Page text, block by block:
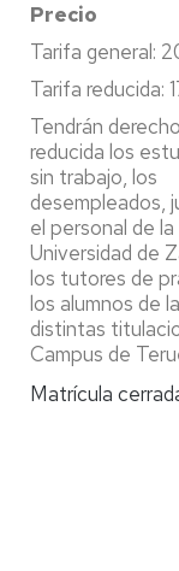
Precio
Tarifa general:
Tarifa reducida:
Tendrán
reducida los
sin trabajo, los
desempleados,
el personal de la
Universidad de
los tutores de
los alumnos de
distintas
Campus de
Matrícula